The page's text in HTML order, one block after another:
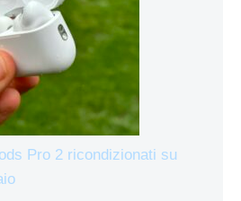
Pro 2 ricondizionati su